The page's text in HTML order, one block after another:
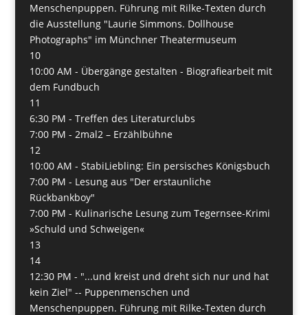
Menschenpuppen. Führung mit Rilke-Texten durch
die Ausstellung "Laurie Simmons. Dollhouse
Photographs" im Münchner Theatermuseum
10
10:00 AM - Übergänge gestalten - Biografiearbeit mit
dem Fundbuch
11
6:30 PM - Treffen des Literaturclubs
7:00 PM - 2mal2 – Erzählbühne
12
10:00 AM - StabiLiebling: Ein persisches Königsbuch
7:00 PM - Lesung aus "Der erstaunliche
Rückbankboy"
7:00 PM - Kulinarische Lesung zum Tegernsee-Krimi
»Schuld und Schweigen«
13
14
12:30 PM - "...und kreist und dreht sich nur und hat
kein Ziel" -- Puppenmenschen und
Menschenpuppen. Führung mit Rilke-Texten durch